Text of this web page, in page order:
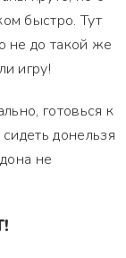
быстро. Тут
не до такой же
игру!
готовься к
донельзя
не